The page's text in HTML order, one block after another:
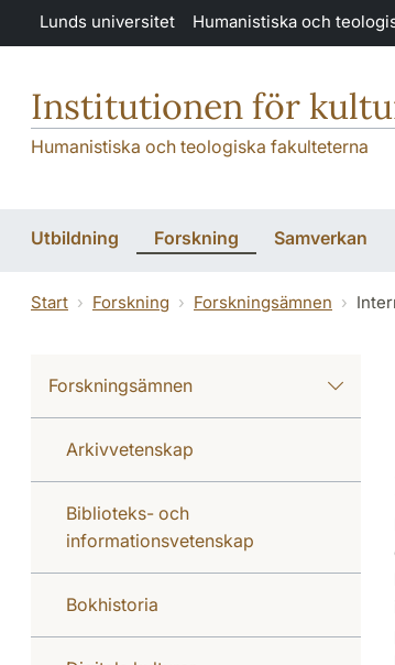
Hoppa till huvudinnehåll
Lunds universitet Humanistiska och
Institutionen för
Humanistiska och teologiska fakulteterna
Utbildning Forskning Samverkan
Start Forskning Forskningsämnen
Forskningsämnen
Arkivvetenskap
Biblioteks- och
informationsvetenskap
Bokhistoria